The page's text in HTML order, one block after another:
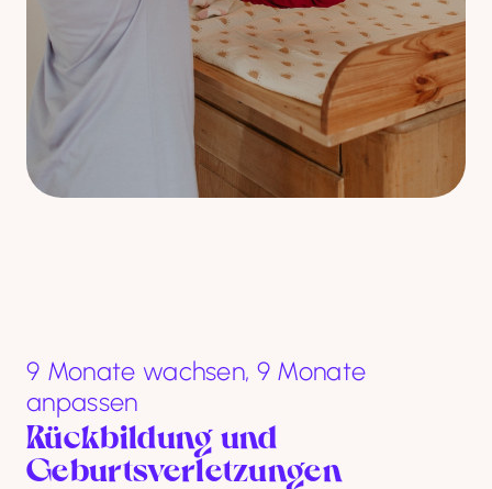
9 Monate wachsen, 9 Monate
anpassen
Rückbildung und
Geburtsverletzungen